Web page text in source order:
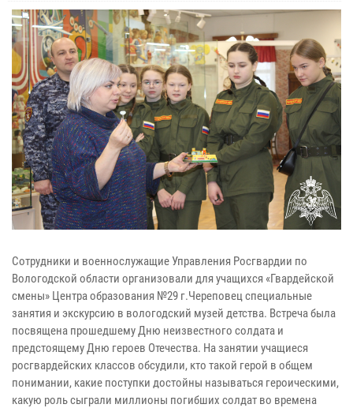
Сотрудники и военнослужащие Управления Росгвардии по
Вологодской области организовали для учащихся «Гвардейской
смены» Центра образования №29 г.Череповец специальные
занятия и экскурсию в вологодский музей детства. Встреча была
посвящена прошедшему Дню неизвестного солдата и
предстоящему Дню героев Отечества. На занятии учащиеся
росгвардейских классов обсудили, кто такой герой в общем
понимании, какие поступки достойны называться героическими,
какую роль сыграли миллионы погибших солдат во времена